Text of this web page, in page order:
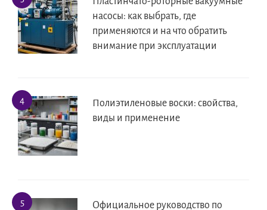
насосы: как выбрать, где
применяются и на что обратить
внимание при эксплуатации
Полиэтиленовые воски: свойства,
виды и применение
Официальное руководство по